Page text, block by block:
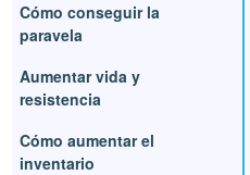
Cómo conseguir la
paravela
Aumentar vida y
resistencia
Cómo aumentar el
inventario